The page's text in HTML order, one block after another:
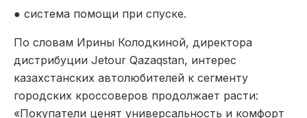
● система помощи при спуске.
По словам Ирины Колодкиной, директора
дистрибуции Jetour Qazaqstan, интерес
казахстанских автолюбителей к сегменту
городских кроссоверов продолжает расти:
«Покупатели ценят универсальность и комфорт